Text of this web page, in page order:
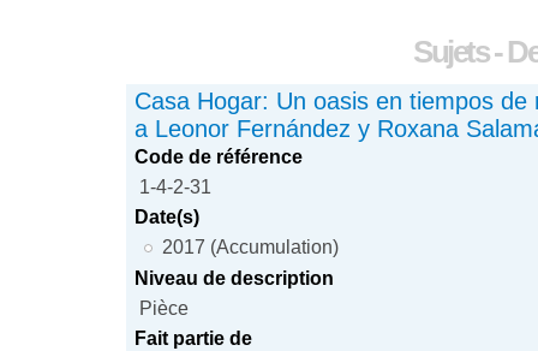
Sujets -
Casa Hogar: Un oasis en tiempos
a Leonor Fernández y Roxana
Code de référence
1-4-2-31
Date(s)
2017 (Accumulation)
Niveau de description
Pièce
Fait partie de